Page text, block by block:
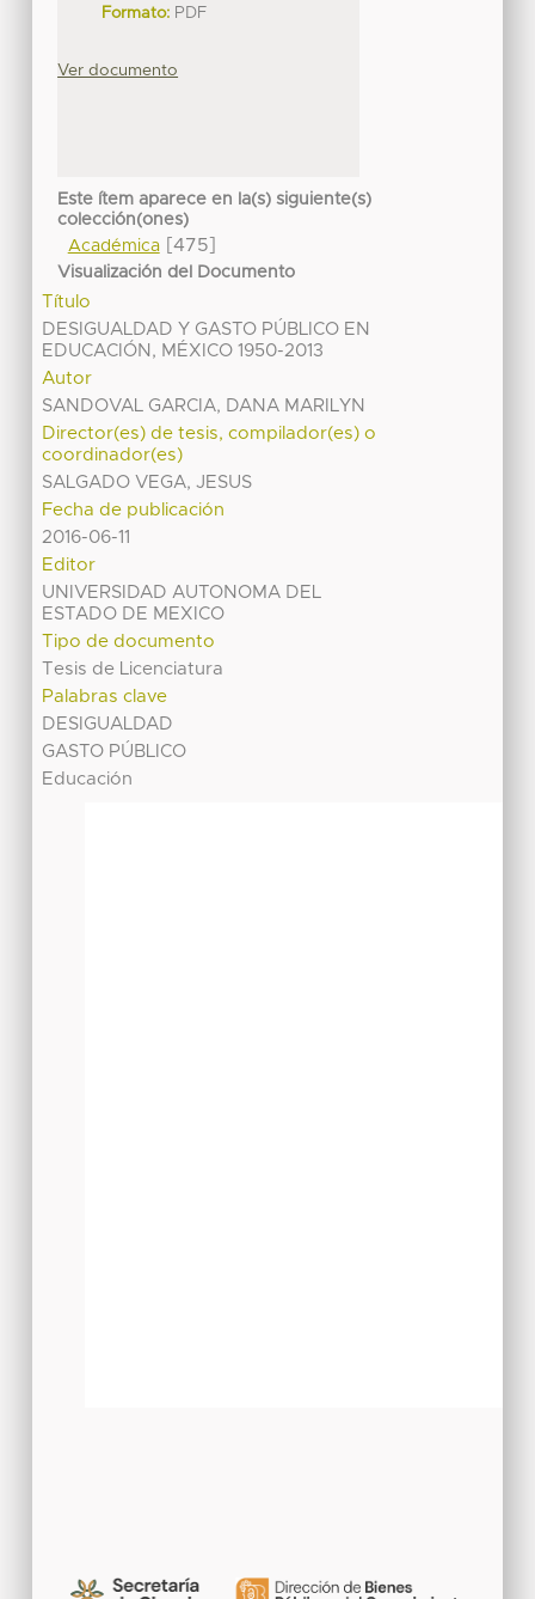
Formato: PDF
Ver documento
Este ítem aparece en la(s) siguiente(s)
colección(ones)
Académica[475]
Visualización del Documento
Título
DESIGUALDAD Y GASTO PÚBLICO EN
EDUCACIÓN, MÉXICO 1950-2013
Autor
SANDOVAL GARCIA, DANA MARILYN
Director(es) de tesis, compilador(es) o
coordinador(es)
SALGADO VEGA, JESUS
Fecha de publicación
2016-06-11
Editor
UNIVERSIDAD AUTONOMA DEL
ESTADO DE MEXICO
Tipo de documento
Tesis de Licenciatura
Palabras clave
DESIGUALDAD
GASTO PÚBLICO
Educación